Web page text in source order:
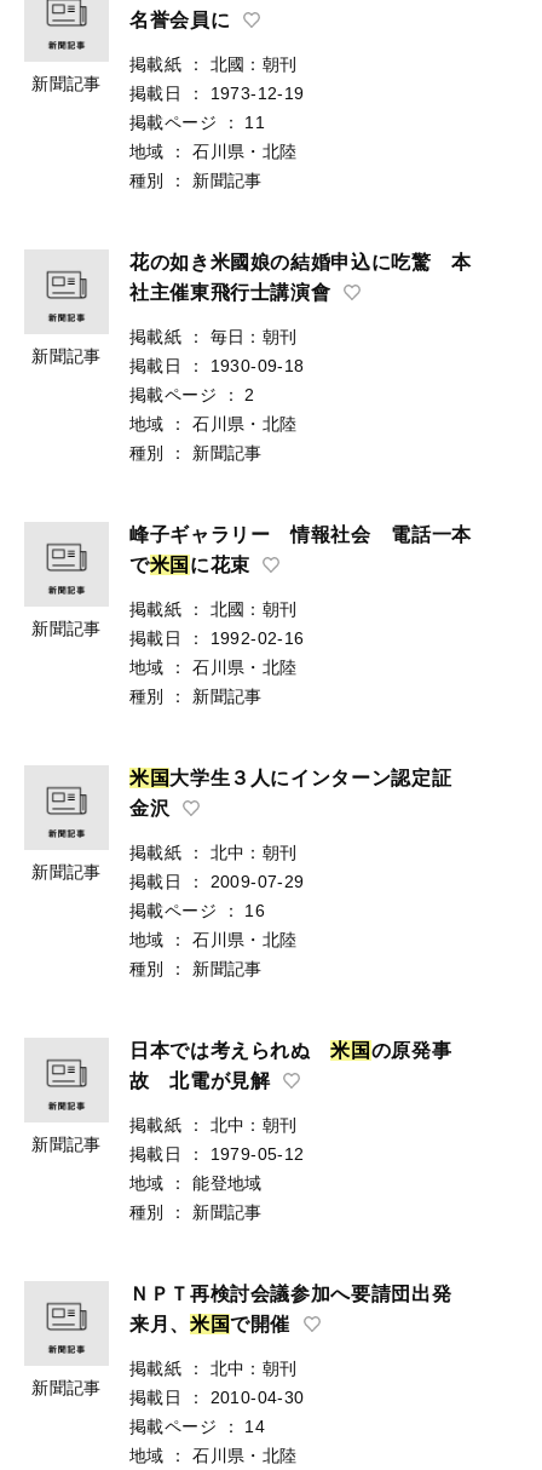
新聞記事
名誉会員に
掲載紙 ：
北國：朝刊
掲載日
：
1973-12-19
掲載ページ
：
11
地域
：
石川県・北陸
種別
： 新聞記事
新聞記事
花の如き米國娘の結婚申込に吃驚 本
社主催東飛行士講演會
掲載紙 ：
毎日：朝刊
掲載日
：
1930-09-18
掲載ページ
：
2
地域
：
石川県・北陸
種別
： 新聞記事
新聞記事
峰子ギャラリー 情報社会 電話一本
で米国 に花束
掲載紙 ：
北國：朝刊
掲載日
：
1992-02-16
地域
：
石川県・北陸
種別
： 新聞記事
新聞記事
米 国大学生３人にインターン認定証
金沢
掲載紙 ：
北中：朝刊
掲載日
：
2009-07-29
掲載ページ
：
16
地域
：
石川県・北陸
種別
： 新聞記事
新聞記事
日本では考えられぬ米 国の原発事
故 北電が見解
掲載紙 ：
北中：朝刊
掲載日
：
1979-05-12
地域
：
能登地域
種別
： 新聞記事
新聞記事
ＮＰＴ再検討会議参加へ要請団出発
来月、 米 国で開催
掲載紙 ：
北中：朝刊
掲載日
：
2010-04-30
掲載ページ
：
14
地域
：
石川県・北陸